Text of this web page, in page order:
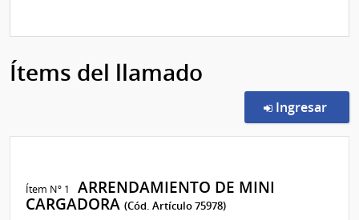
Ítems del llamado
Ingresar
Ítem Nº 1
ARRENDAMIENTO DE MINI
CARGADORA(Cód. Artículo 75978)